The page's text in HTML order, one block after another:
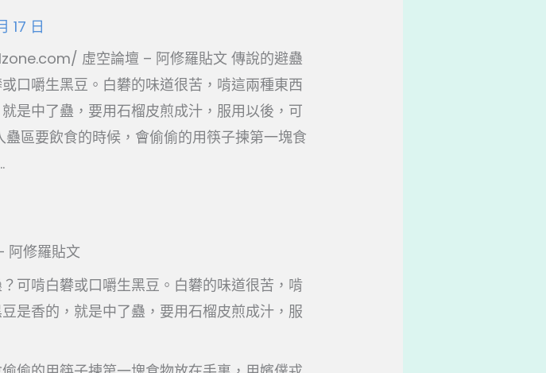
17 日
虛空論壇 – 阿修羅貼文 傳說的避蠱
口嚼生黑豆。白礬的味道很苦，啃這兩種東西
是中了蠱，要用石榴皮煎成汁，服用以後，可
區要飲食的時候，會偷偷的用筷子揀第一塊食
修羅貼文
可啃白礬或口嚼生黑豆。白礬的味道很苦，啃
是香的，就是中了蠱，要用石榴皮煎成汁，服